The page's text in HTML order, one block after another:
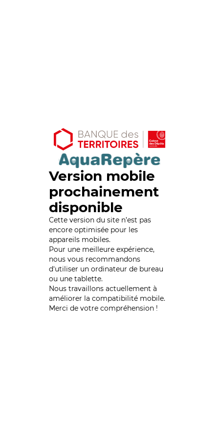
Version mobile
prochainement
disponible
Cette version du site n’est pas
encore optimisée pour les
appareils mobiles.
Pour une meilleure expérience,
nous vous recommandons
d'utiliser un ordinateur de bureau
ou une tablette.
Nous travaillons actuellement à
améliorer la compatibilité mobile.
Merci de votre compréhension !